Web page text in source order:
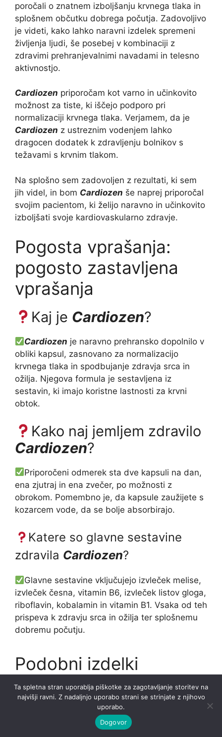
poročali o znatnem izboljšanju krvnega tlaka in
splošnem občutku dobrega počutja. Zadovoljivo
je videti, kako lahko naravni izdelek spremeni
življenja ljudi, še posebej v kombinaciji z
zdravimi prehranjevalnimi navadami in telesno
aktivnostjo.
Cardiozen priporočam kot varno in učinkovito
možnost za tiste, ki iščejo podporo pri
normalizaciji krvnega tlaka. Verjamem, da je
Cardiozen z ustreznim vodenjem lahko
dragocen dodatek k zdravljenju bolnikov s
težavami s krvnim tlakom.
Na splošno sem zadovoljen z rezultati, ki sem
jih videl, in bom Cardiozen še naprej priporočal
svojim pacientom, ki želijo naravno in učinkovito
izboljšati svoje kardiovaskularno zdravje.
Pogosta vprašanja:
pogosto zastavljena
vprašanja
Kaj je Cardiozen?
Cardiozen je naravno prehransko dopolnilo v
obliki kapsul, zasnovano za normalizacijo
krvnega tlaka in spodbujanje zdravja srca in
ožilja. Njegova formula je sestavljena iz
sestavin, ki imajo koristne lastnosti za krvni
obtok.
Kako naj jemljem zdravilo
Cardiozen?
Priporočeni odmerek sta dve kapsuli na dan,
ena zjutraj in ena zvečer, po možnosti z
obrokom. Pomembno je, da kapsule zaužijete s
kozarcem vode, da se bolje absorbirajo.
Katere so glavne sestavine
zdravila Cardiozen?
Glavne sestavine vključujejo izvleček melise,
izvleček česna, vitamin B6, izvleček listov gloga,
riboflavin, kobalamin in vitamin B1. Vsaka od teh
prispeva k zdravju srca in ožilja ter splošnemu
dobremu počutju.
Podobni izdelki
Ta spletna stran uporablja piškotke za zagotavljanje storitev na
najvišji ravni. Z nadaljnjo uporabo strani se strinjate z njihovo
uporabo.
Dogovor